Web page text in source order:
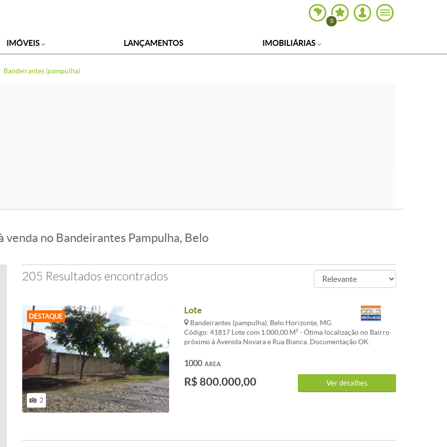
0
IMÓVEIS LANÇAMENTOS IMOBILIÁRIAS
Bandeirantes (pampulha)
venda no Bandeirantes Pampulha, Belo
205 Resultados encontrados
DESTAQUE
2
Lote
Bandeirantes (pampulha), Belo Horizonte, MG
Código: 41817 Lote com 1.000,00 M² - Ótima localização no Bairro
próximo à Avenida Novara e Rua Bianca. Documentação OK.
ÁREA
1000
R$ 800.000,00 Ver detalhes